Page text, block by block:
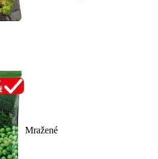
Mražené